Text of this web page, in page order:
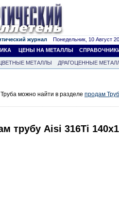
журнал Понедельник, 10 Август
ЦЕНЫ НА МЕТАЛЛЫ
МЕТАЛЛЫ
ДРАГОЦЕННЫЕ
можно найти в разделе продам
трубу Aisi 316Ti